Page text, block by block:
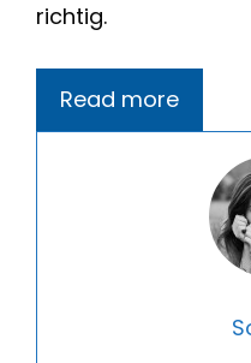
richtig.
Read more